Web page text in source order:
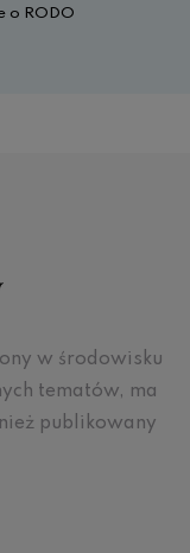
o RODO
w środowisku
tematów, ma
publikowany